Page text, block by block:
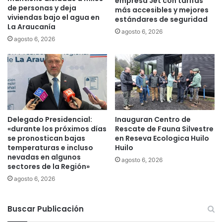
o
a
c
ó
m
e
d
a
de personas y deja
viviendas bajo el agua en
La Araucanía
agosto 6, 2026
más accesibles y mejores
estándares de seguridad
agosto 6, 2026
Delegado Presidencial:
«durante los próximos días
se pronostican bajas
temperaturas e incluso
nevadas en algunos
sectores de la Región»
agosto 6, 2026
Inauguran Centro de
Rescate de Fauna Silvestre
en Reseva Ecologica Huilo
Huilo
agosto 6, 2026
Buscar Publicación